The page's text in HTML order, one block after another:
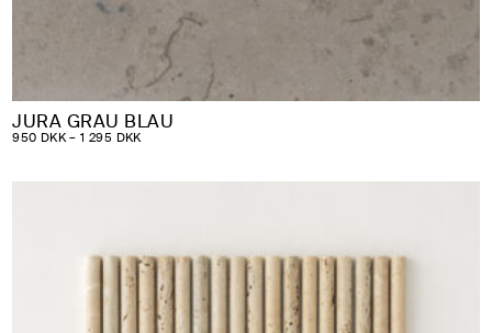
JURA GRAU BLAU
950 DKK – 1 295 DKKPRISINTERVAL:
1